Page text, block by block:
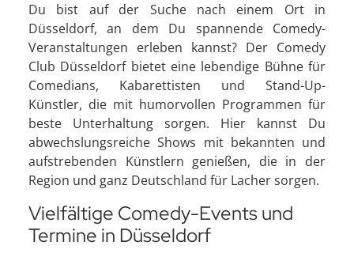
Du bist auf der Suche nach einem Ort in
Düsseldorf, an dem Du spannende Comedy-
Veranstaltungen erleben kannst? Der Comedy
Club Düsseldorf bietet eine lebendige Bühne für
Comedians, Kabarettisten und Stand-Up-
Künstler, die mit humorvollen Programmen für
beste Unterhaltung sorgen. Hier kannst Du
abwechslungsreiche Shows mit bekannten und
aufstrebenden Künstlern genießen, die in der
Region und ganz Deutschland für Lacher sorgen.
Vielfältige Comedy-Events und
Termine in Düsseldorf